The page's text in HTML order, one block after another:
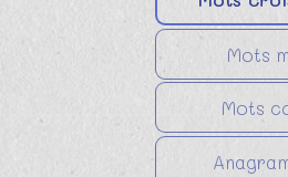
Mots
Mots